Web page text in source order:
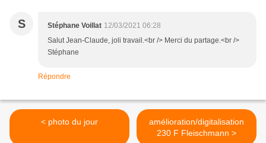
S Stéphane Voillat 12/03/2021 06:28
Salut Jean-Claude, joli travail.<br /> Merci du partage.<br />
Stéphane
Répondre
< photo du jour
amélioration/digitalisation
230 F Fleischmann >